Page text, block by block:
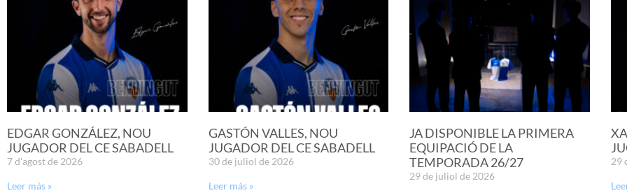
EDGAR GONZÁLEZ, NOU
JUGADOR DEL CE SABADELL
7 d'agost de 2026
Leer más »
GASTÓN VALLES, NOU
JUGADOR DEL CE SABADELL
30 de juliol de 2026
Leer más »
JA DISPONIBLE LA PRIMERA
EQUIPACIÓ DE LA
TEMPORADA 26/27
29 de juliol de 2026
29